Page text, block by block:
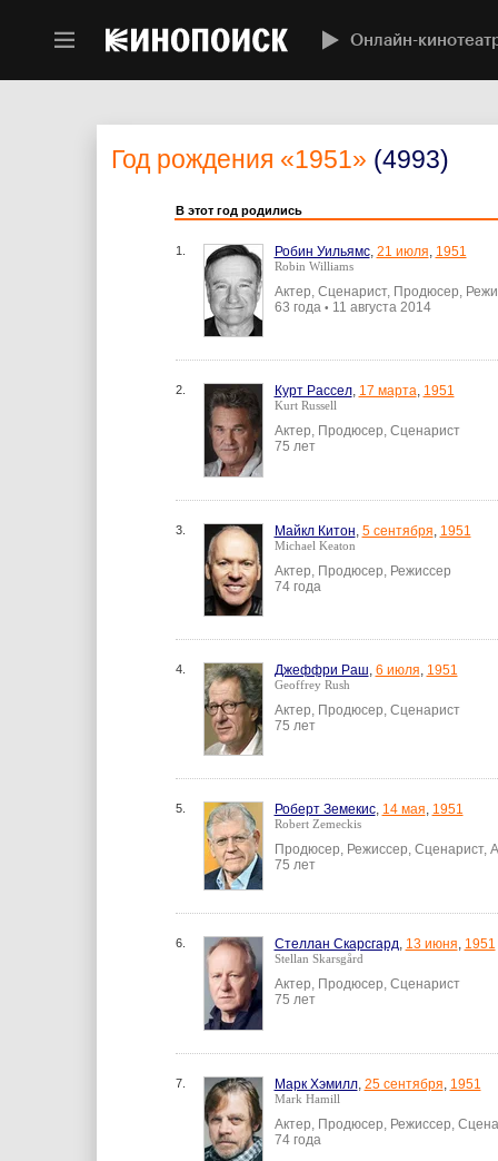
Онлайн-
Год рождения «1951» (4993)
В этот год родились
1. Робин Уильямс, 21 июля, 1951
Robin Williams
Актер, Сценарист, Продюсер,
63 года • 11 августа 2014
2. Курт Рассел, 17 марта, 1951
Kurt Russell
Актер, Продюсер, Сценарист
75 лет
3. Майкл Китон, 5 сентября, 1951
Michael Keaton
Актер, Продюсер, Режиссер
74 года
4. Джеффри Раш, 6 июля, 1951
Geoffrey Rush
Актер, Продюсер, Сценарист
75 лет
5. Роберт Земекис, 14 мая, 1951
Robert Zemeckis
Продюсер, Режиссер, Сценарист,
75 лет
6. Стеллан Скарсгард, 13 июня, 1951
Stellan Skarsgård
Актер, Продюсер, Сценарист
75 лет
7. Марк Хэмилл, 25 сентября, 1951
Mark Hamill
Актер, Продюсер, Режиссер,
74 года